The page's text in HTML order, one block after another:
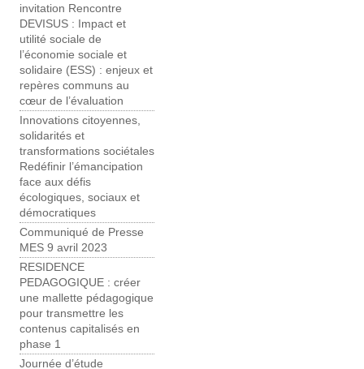
invitation Rencontre
DEVISUS : Impact et
utilité sociale de
l’économie sociale et
solidaire (ESS) : enjeux et
repères communs au
cœur de l’évaluation
Innovations citoyennes,
solidarités et
transformations sociétales
Redéfinir l’émancipation
face aux défis
écologiques, sociaux et
démocratiques
Communiqué de Presse
MES 9 avril 2023
RESIDENCE
PEDAGOGIQUE : créer
une mallette pédagogique
pour transmettre les
contenus capitalisés en
phase 1
Journée d’étude